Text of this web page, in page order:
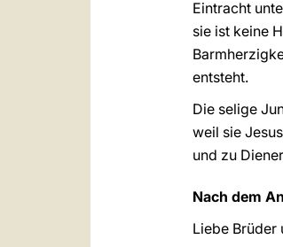
Eintracht
sie ist keine
entsteht.
Die selige
weil sie
und zu
Nach dem
Liebe Brüder